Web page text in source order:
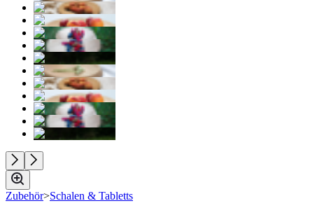
Zubehör>Schalen & Tabletts